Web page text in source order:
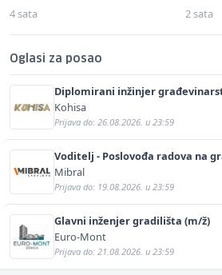
4 sata 2 sata
Oglasi za posao
Diplomirani inžinjer
(m/ž)
Kohisa
Prijava do: 26.08.2026. u 23:59
Voditelj - Poslovođa radova na
Mibral
Prijava do: 19.08.2026. u 23:59
Glavni inženjer gradilišta (m/ž)
Euro-Mont
Prijava do: 21.08.2026. u 23:59